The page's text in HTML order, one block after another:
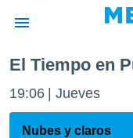
de
por
El Tiempo en
19:06 Jueves
Nubes y claros